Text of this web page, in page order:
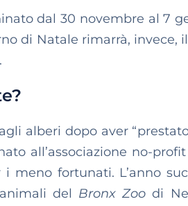
dal 30 novembre al 7
di Natale rimarrà,
alberi dopo aver
all’associazione no-profit
i meno fortunati. L’anno
del Bronx Zoo di